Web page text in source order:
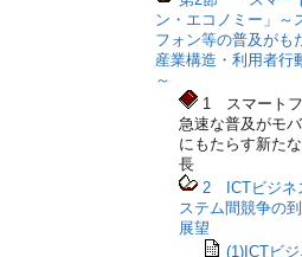
ン・エコノミー」～
フォン等の普及がも
産業構造・利用者行
～
1 スマート
急速な普及がモ
にもたらす新た
長
2 ICTビジネ
ステム間競争の
展望
(1)ICTビ